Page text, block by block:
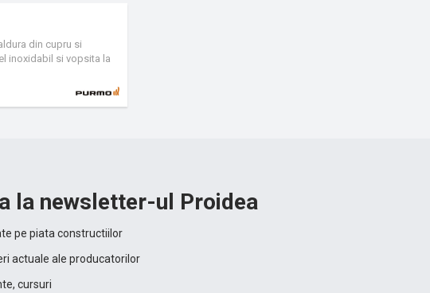
din cupru si
inoxidabil si vopsita la
la newsletter-ul Proidea
pe piata constructiilor
actuale ale producatorilor
cursuri